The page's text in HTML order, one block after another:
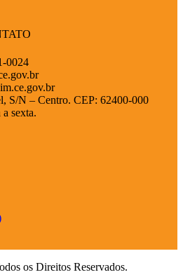
0024
S/N – Centro. CEP: 62400-000
sexta.
os Direitos Reservados.